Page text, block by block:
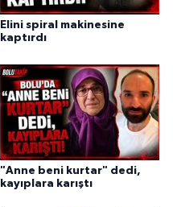
Elini spiral makinesine
kaptırdı
"Anne beni kurtar" dedi,
kayıplara karıştı